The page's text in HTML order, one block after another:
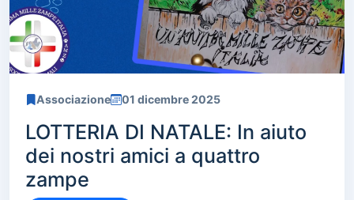
Associazione 01 dicembre 2025
LOTTERIA DI NATALE: In aiuto
dei nostri amici a quattro
zampe